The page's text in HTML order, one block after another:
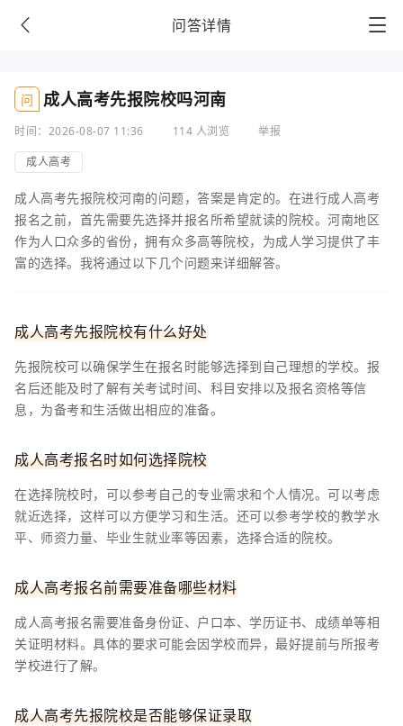
问答详情
问 成人高考先报院校吗河南
时间：2026-08-07 11:36 114 人浏览
举报
成人高考
成人高考先报院校河南的问题，答案是肯定的。在进行成人高考
报名之前，首先需要先选择并报名所希望就读的院校。河南地区
作为人口众多的省份，拥有众多高等院校，为成人学习提供了丰
富的选择。我将通过以下几个问题来详细解答。
成人高考先报院校有什么好处
先报院校可以确保学生在报名时能够选择到自己理想的学校。报
名后还能及时了解有关考试时间、科目安排以及报名资格等信
息，为备考和生活做出相应的准备。
成人高考报名时如何选择院校
在选择院校时，可以参考自己的专业需求和个人情况。可以考虑
就近选择，这样可以方便学习和生活。还可以参考学校的教学水
平、师资力量、毕业生就业率等因素，选择合适的院校。
成人高考报名前需要准备哪些材料
成人高考报名需要准备身份证、户口本、学历证书、成绩单等相
关证明材料。具体的要求可能会因学校而异，最好提前与所报考
学校进行了解。
成人高考先报院校是否能够保证录取